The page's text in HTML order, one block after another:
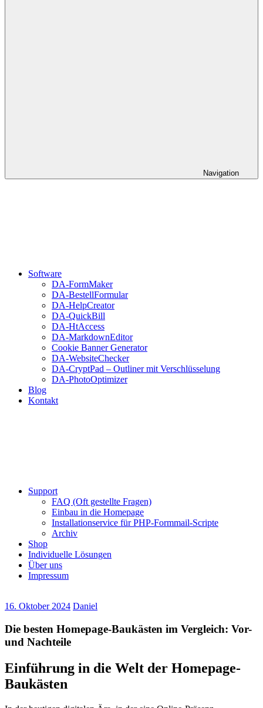
Navigation
Software
DA-FormMaker
DA-BestellFormular
DA-HelpCreator
DA-QuickBill
DA-HtAccess
DA-MarkdownEditor
Cookie Banner Generator
DA-WebsiteChecker
DA-CryptPad – Outliner mit Verschlüsselung
DA-PhotoOptimizer
Blog
Kontakt
Support
FAQ (Oft gestellte Fragen)
Einbau in die Homepage
Installationservice für PHP-Formmail-Scripte
Archiv
Shop
Individuelle Lösungen
Über uns
Impressum
16. Oktober 2024 Daniel
Die besten Homepage-Baukästen im Vergleich: Vor-
und Nachteile
Einführung in die Welt der Homepage-
Baukästen